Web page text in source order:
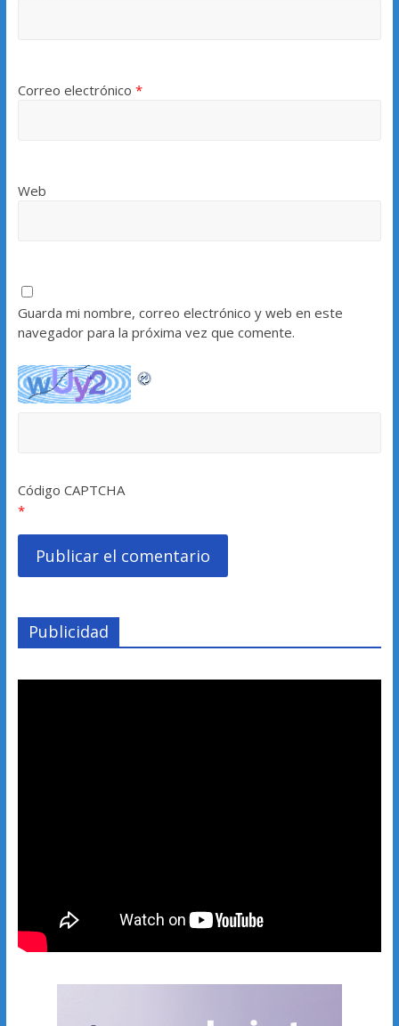
Correo electrónico *
Web
Guarda mi nombre, correo electrónico y web en este
navegador para la próxima vez que comente.
Código CAPTCHA
*
Publicidad